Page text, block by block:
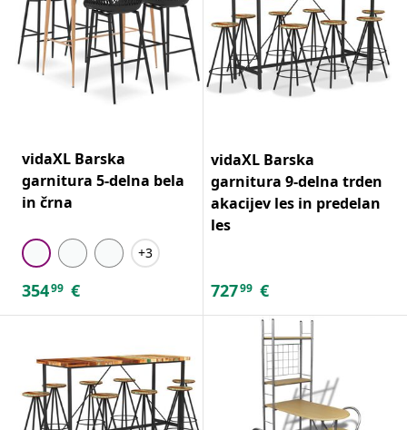
vidaXL Barska
garnitura 5-delna bela
in črna
+3
35499 €
vidaXL Barska
garnitura 9-delna trden
akacijev les in predelan
les
72799 €